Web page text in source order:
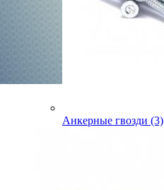
Анкерные гвозди (3)